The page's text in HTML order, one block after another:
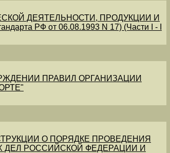
ДЕЯТЕЛЬНОСТИ, ПРОДУКЦИИ И
РФ от 06.08.1993 N 17) (Части I - I
ПРАВИЛ ОРГАНИЗАЦИИ
О ПОРЯДКЕ ПРОВЕДЕНИЯ
ДЕЛ РОССИЙСКОЙ ФЕДЕРАЦИИ И